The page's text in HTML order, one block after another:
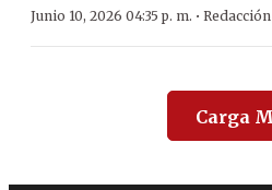
Junio 10, 2026 04:35 p. m. ·
Carga